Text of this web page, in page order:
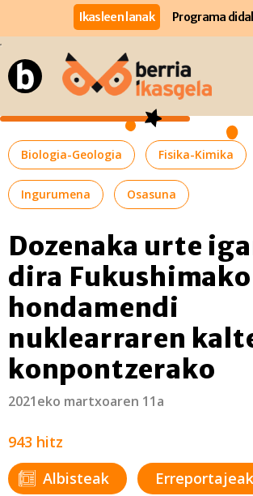
Ikasleen lanak Programa
Biologia-Geologia Fisika-Kimika
Ingurumena Osasuna
Dozenaka urte
dira Fukushimako
hondamendi
nuklearraren
konpontzerako
2021eko martxoaren 11a
943 hitz
Albisteak
Erreportajeak